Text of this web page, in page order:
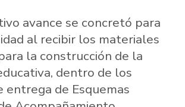
avance se concretó para
al recibir los materiales
la construcción de la
dentro de los
entrega de Esquemas